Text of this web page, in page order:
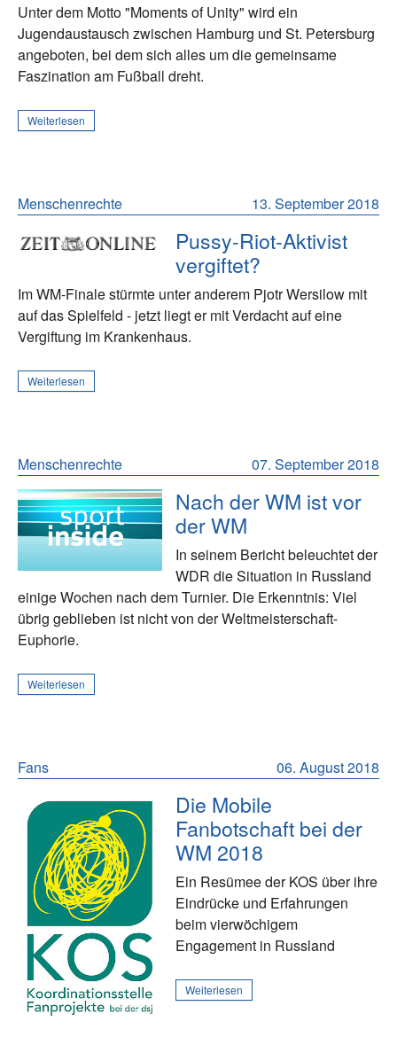
Unter dem Motto "Moments of Unity" wird ein
Jugendaustausch zwischen Hamburg und St. Petersburg
angeboten, bei dem sich alles um die gemeinsame
Faszination am Fußball dreht.
Weiterlesen
13. September 2018
Menschenrechte
Pussy-Riot-Aktivist
vergiftet?
Im WM-Finale stürmte unter anderem Pjotr Wersilow mit
auf das Spielfeld - jetzt liegt er mit Verdacht auf eine
Vergiftung im Krankenhaus.
Weiterlesen
07. September 2018
Menschenrechte
Nach der WM ist vor
der WM
In seinem Bericht beleuchtet der
WDR die Situation in Russland
einige Wochen nach dem Turnier. Die Erkenntnis: Viel
übrig geblieben ist nicht von der Weltmeisterschaft-
Euphorie.
Weiterlesen
06. August 2018
Fans
Die Mobile
Fanbotschaft bei der
WM 2018
Ein Resümee der KOS über ihre
Eindrücke und Erfahrungen
beim vierwöchigem
Engagement in Russland
Weiterlesen